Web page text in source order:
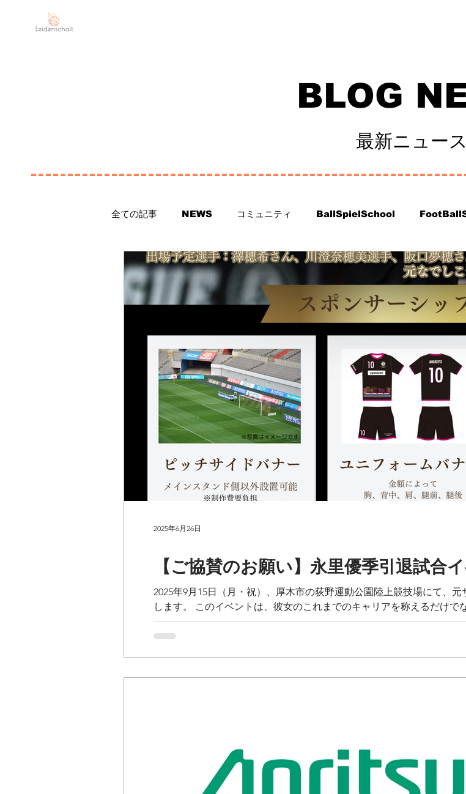
BLOG
最新ニュース
全ての記事 NEWS コミュニティ BallSpielSchool
永里優季の情報 永里亜紗乃の情報 FC BallSpiel Atsugi
【ご協賛のお願い】永里優季引退試合
2025年9月15日（月・祝）、厚木市の荻野運動公園陸上競技場にて、
します。 このイベントは、彼女のこれまでのキャリアを称えるだけで
を」「スポーツの力で地域を元気に...
2025年6月26日